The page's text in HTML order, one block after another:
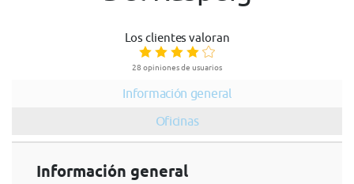
Los clientes valoran
28 opiniones de usuarios
Información general
Oficinas
Información general